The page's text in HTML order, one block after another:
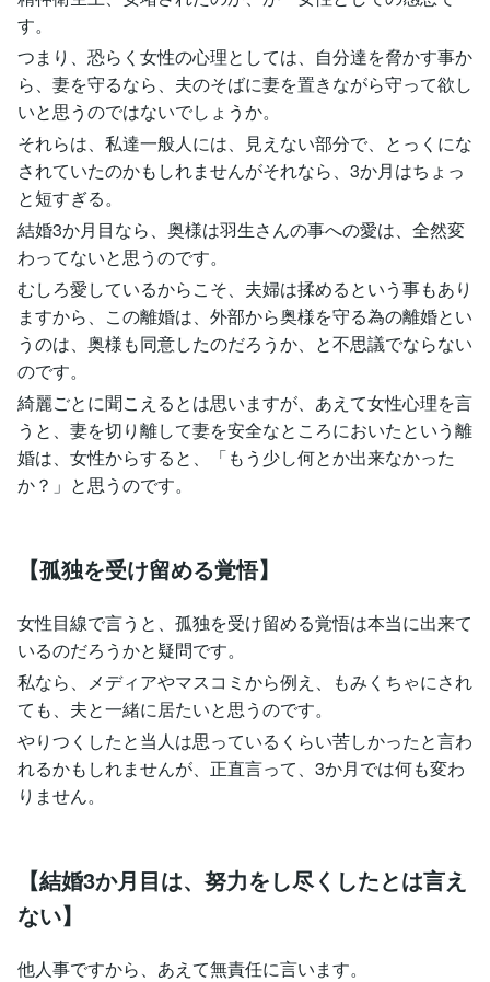
す。
つまり、恐らく女性の心理としては、自分達を脅かす事か
ら、妻を守るなら、夫のそばに妻を置きながら守って欲し
いと思うのではないでしょうか。
それらは、私達一般人には、見えない部分で、とっくにな
されていたのかもしれませんがそれなら、3か月はちょっ
と短すぎる。
結婚3か月目なら、奥様は羽生さんの事への愛は、全然変
わってないと思うのです。
むしろ愛しているからこそ、夫婦は揉めるという事もあり
ますから、この離婚は、外部から奥様を守る為の離婚とい
うのは、奥様も同意したのだろうか、と不思議でならない
のです。
綺麗ごとに聞こえるとは思いますが、あえて女性心理を言
うと、妻を切り離して妻を安全なところにおいたという離
婚は、女性からすると、「もう少し何とか出来なかった
か？」と思うのです。
【孤独を受け留める覚悟】
女性目線で言うと、孤独を受け留める覚悟は本当に出来て
いるのだろうかと疑問です。
私なら、メディアやマスコミから例え、もみくちゃにされ
ても、夫と一緒に居たいと思うのです。
やりつくしたと当人は思っているくらい苦しかったと言わ
れるかもしれませんが、正直言って、3か月では何も変わ
りません。
【結婚3か月目は、努力をし尽くしたとは言え
ない】
他人事ですから、あえて無責任に言います。